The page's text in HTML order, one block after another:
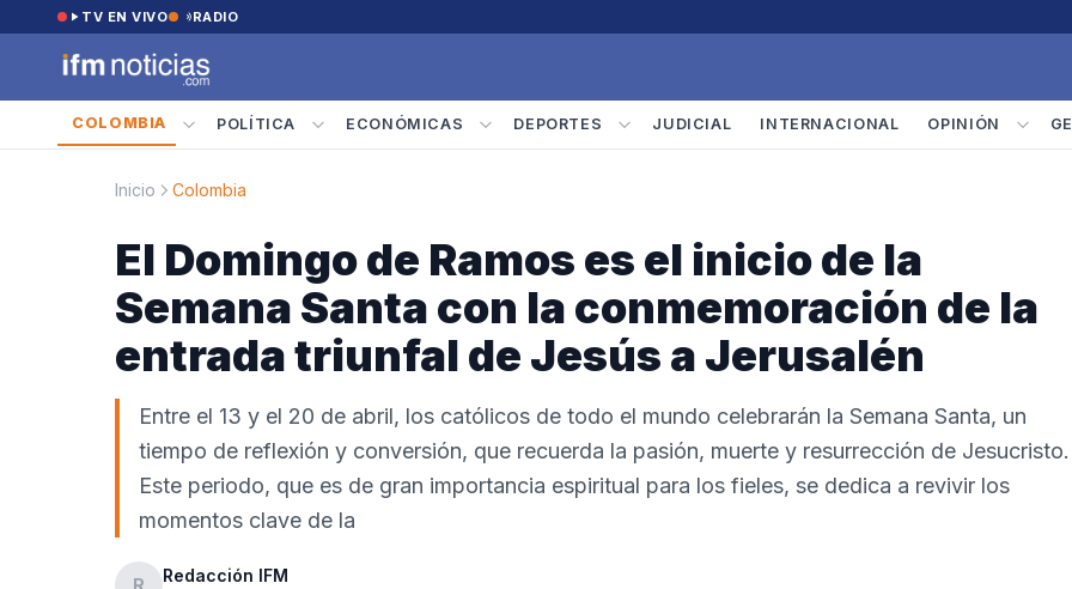
Saltar al contenido
TV EN VIVO RADIO
COLOMBIA POLÍTICA ECONÓMICAS DEPORTES JUDICIAL INTERNACIONAL OPINIÓN
Inicio Colombia
El Domingo de Ramos es el inicio de la
Semana Santa con la conmemoración de la
entrada triunfal de Jesús a Jerusalén
Entre el 13 y el 20 de abril, los católicos de todo el mundo celebrarán la Semana Santa, un
tiempo de reflexión y conversión, que recuerda la pasión, muerte y resurrección de Jesucristo.
Este periodo, que es de gran importancia espiritual para los fieles, se dedica a revivir los
momentos clave de la
R Redacción IFM